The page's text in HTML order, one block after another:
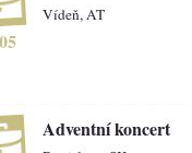
Vídeň, AT
Adventní koncert